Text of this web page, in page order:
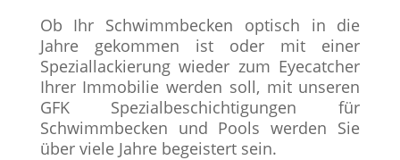
Ob Ihr Schwimmbecken optisch in die
Jahre gekommen ist oder mit einer
Speziallackierung wieder zum Eyecatcher
Ihrer Immobilie werden soll, mit unseren
GFK Spezialbeschichtigungen für
Schwimmbecken und Pools werden Sie
über viele Jahre begeistert sein.